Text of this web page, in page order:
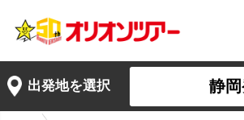
出発地を選択 静